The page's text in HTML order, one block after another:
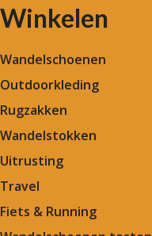
Winkelen
Wandelschoenen
Outdoorkleding
Rugzakken
Wandelstokken
Uitrusting
Travel
Fiets & Running